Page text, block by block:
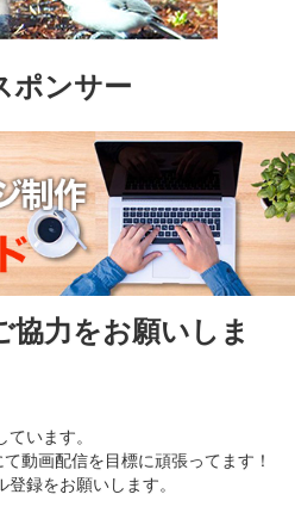
ポンサー
協力をお願いしま
います。
動画配信を目標に頑張ってます！
録をお願いします。